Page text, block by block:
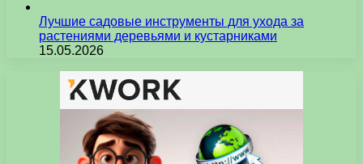
Лучшие садовые инструменты для ухода за
растениями деревьями и кустарниками
15.05.2026